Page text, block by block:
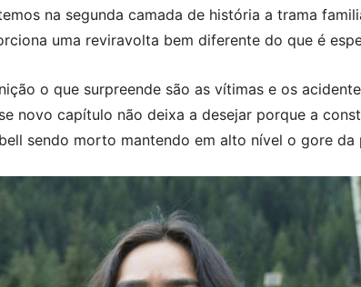
na segunda camada de história a trama
uma reviravolta bem diferente do que é
o que surpreende são as vítimas e os
novo capítulo não deixa a desejar porque a
sendo morto mantendo em alto nível o gore da